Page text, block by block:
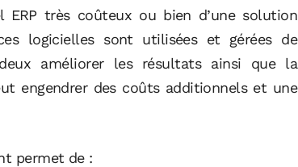
ERP très coûteux ou bien d’une solution
logicielles sont utilisées et gérées de
améliorer les résultats ainsi que la
engendrer des coûts additionnels et une
permet de :